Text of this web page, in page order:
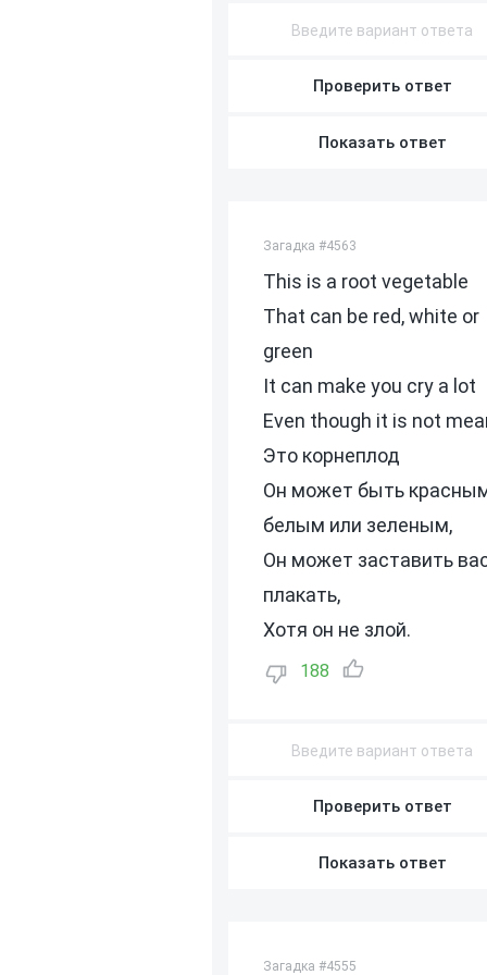
Проверить ответ
Показать ответ
Загадка #4563
This is a root vegetable
That can be red, white or
green
It can make you cry a lot
Even though it is not
Это корнеплод
Он может быть
белым или зеленым,
Он может заставить
плакать,
Хотя он не злой.
188
Проверить ответ
Показать ответ
Загадка #4555